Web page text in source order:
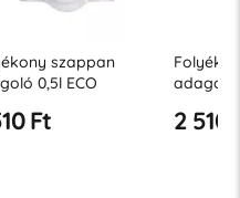
Folyékony szappan
adagoló 0,5l JET